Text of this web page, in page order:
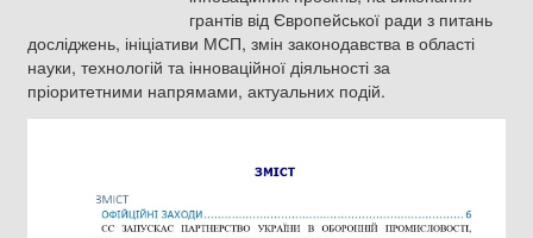
грантів від Європейської ради з питань
досліджень, ініціативи МСП, змін законодавства в області
науки, технологій та інноваційної діяльності за
пріоритетними напрямами, актуальних подій.